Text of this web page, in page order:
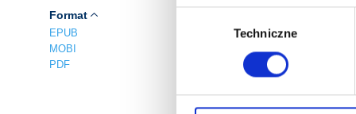
Poza plikami, które są nam
Twojej zgody.
Każda udzielona zgoda
Techniczne
Format
EPUB
MOBI
PDF